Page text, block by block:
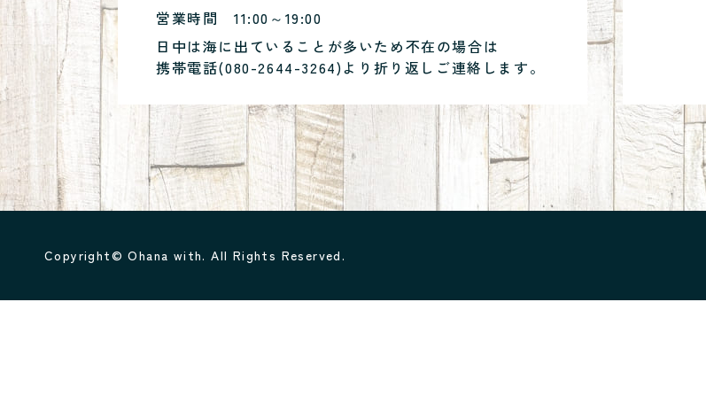
営業時間 11:00～19:00
日中は海に出ていることが多いため不在の場合は
携帯電話(080-2644-3264)より折り返しご連絡します。
Copyright© Ohana with. All Rights Reserved.